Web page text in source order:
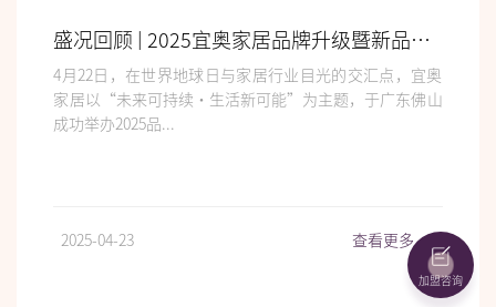
盛况回顾 | 2025宜奥家居品牌升级暨新品发布会圆满成功
4月22日，在世界地球日与家居行业目光的交汇点，宜奥
家居以“未来可持续·生活新可能”为主题，于广东佛山
成功举办2025品...
2025-04-23 查看更多 >
加盟咨询